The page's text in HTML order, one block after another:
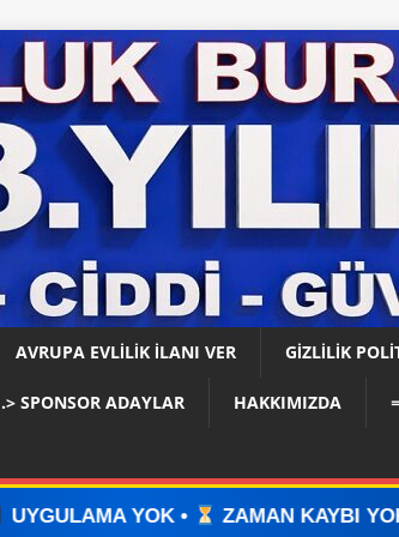
AVRUPA EVLİLİK İLANI VER GIZLILIK
.> SPONSOR ADAYLAR HAKKIMIZDA
ZAMAN KAYBI YOK • İLAN VERİN •